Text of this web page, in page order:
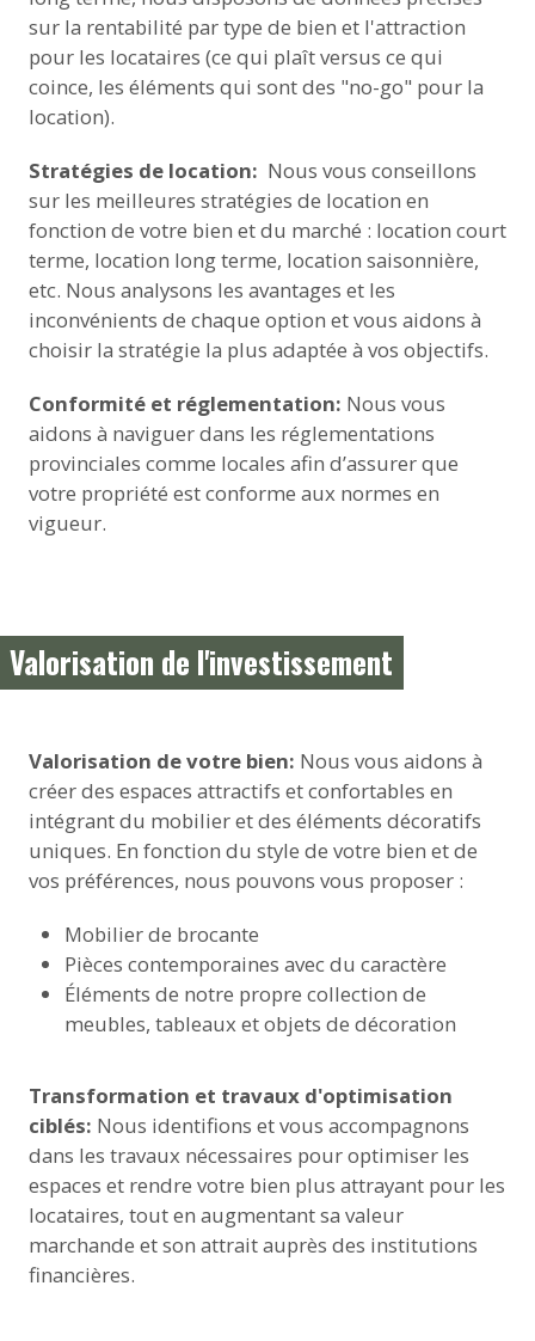
sur la rentabilité par type de bien et l'attraction
pour les locataires (ce qui plaît versus ce qui
coince, les éléments qui sont des "no-go" pour la
location).
Stratégies de location: Nous vous conseillons
sur les meilleures stratégies de location en
fonction de votre bien et du marché : location court
terme, location long terme, location saisonnière,
etc. Nous analysons les avantages et les
inconvénients de chaque option et vous aidons à
choisir la stratégie la plus adaptée à vos objectifs.
Conformité et réglementation: Nous vous
aidons à naviguer dans les réglementations
provinciales comme locales afin d’assurer que
votre propriété est conforme aux normes en
vigueur.
Valorisation de l'investissement
Valorisation de votre bien: Nous vous aidons à
créer des espaces attractifs et confortables en
intégrant du mobilier et des éléments décoratifs
uniques. En fonction du style de votre bien et de
vos préférences, nous pouvons vous proposer :
Mobilier de brocante
Pièces contemporaines avec du caractère
Éléments de notre propre collection de
meubles, tableaux et objets de décoration
Transformation et travaux d'optimisation
ciblés: Nous identifions et vous accompagnons
dans les travaux nécessaires pour optimiser les
espaces et rendre votre bien plus attrayant pour les
locataires, tout en augmentant sa valeur
marchande et son attrait auprès des institutions
financières.